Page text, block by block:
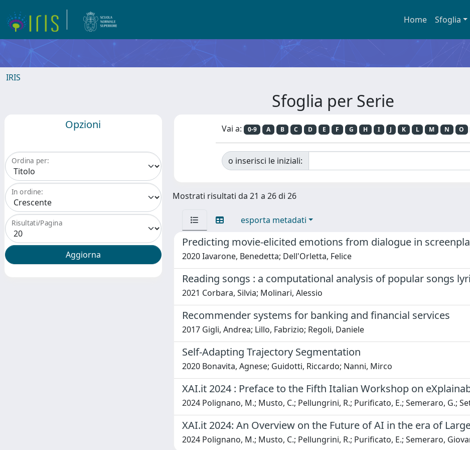
Home Sfoglia
IRIS
Sfoglia per Serie
Opzioni
Ordina per:
In ordine:
Risultati/Pagina
Vai a: 0-9 A B C D E F G H I J K L M N O
o inserisci le iniziali:
Mostrati risultati da 21 a 26 di 26
esporta metadati
Predicting movie-elicited emotions from dialogue in
2020 Iavarone, Benedetta; Dell'Orletta, Felice
Reading songs : a computational analysis of popular songs
2021 Corbara, Silvia; Molinari, Alessio
Recommender systems for banking and financial services
2017 Gigli, Andrea; Lillo, Fabrizio; Regoli, Daniele
Self-Adapting Trajectory Segmentation
2020 Bonavita, Agnese; Guidotti, Riccardo; Nanni, Mirco
XAI.it 2024 : Preface to the Fifth Italian Workshop on
2024 Polignano, M.; Musto, C.; Pellungrini, R.; Purificato, E.; Semeraro, G.;
XAI.it 2024: An Overview on the Future of AI in the era of
2024 Polignano, M.; Musto, C.; Pellungrini, R.; Purificato, E.; Semeraro,